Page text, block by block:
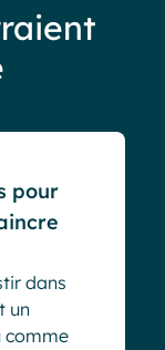
pour
dans
un
comme